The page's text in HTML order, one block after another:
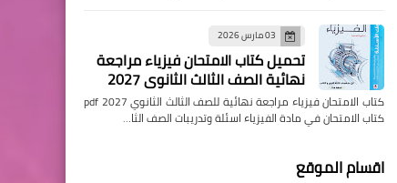
03 مارس 2026
تحميل كتاب الامتحان فيزياء مراجعة
نهائية الصف الثالث الثانوي 2027
كتاب الامتحان فيزياء مراجعة نهائية للصف الثالث الثانوي pdf 2027
كتاب الامتحان في مادة الفيزياء اسئلة وتدريبات الصف الثا…
اقسام الموقع